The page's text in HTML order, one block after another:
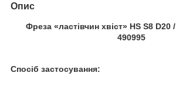
Опис
Фреза «ластівчин хвіст» HS S8 D20
490995
Спосіб застосування: